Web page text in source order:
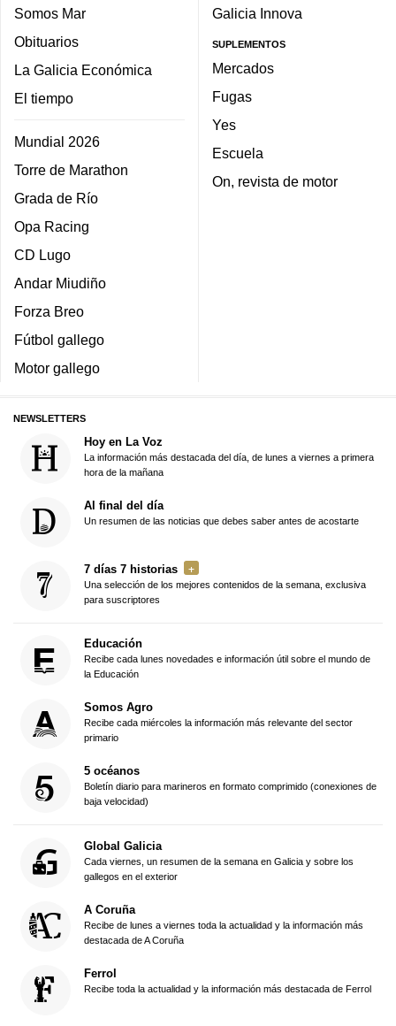
Somos Mar
Obituarios
La Galicia Económica
El tiempo
Mundial 2026
Torre de Marathon
Grada de Río
Opa Racing
CD Lugo
Andar Miudiño
Forza Breo
Fútbol gallego
Motor gallego
Galicia Innova
SUPLEMENTOS
Mercados
Fugas
Yes
Escuela
On, revista de motor
NEWSLETTERS
Hoy en La Voz
La información más destacada del día, de lunes a viernes a primera
hora de la mañana
Al final del día
Un resumen de las noticias que debes saber antes de acostarte
7 días 7 historias
Una selección de los mejores contenidos de la semana, exclusiva
para suscriptores
Educación
Recibe cada lunes novedades e información útil sobre el mundo de
la Educación
Somos Agro
Recibe cada miércoles la información más relevante del sector
primario
5 océanos
Boletín diario para marineros en formato comprimido (conexiones de
baja velocidad)
Global Galicia
Cada viernes, un resumen de la semana en Galicia y sobre los
gallegos en el exterior
A Coruña
Recibe de lunes a viernes toda la actualidad y la información más
destacada de A Coruña
Ferrol
Recibe toda la actualidad y la información más destacada de Ferrol